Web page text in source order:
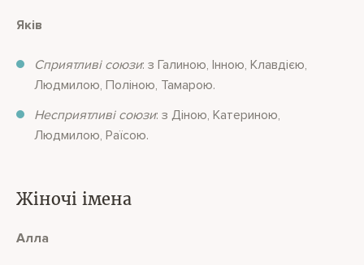
Яків
Сприятливі союзи: з Галиною, Інною, Клавдією,
Людмилою, Поліною, Тамарою.
Несприятливі союзи: з Діною, Катериною,
Людмилою, Раїсою.
Жіночі імена
Алла